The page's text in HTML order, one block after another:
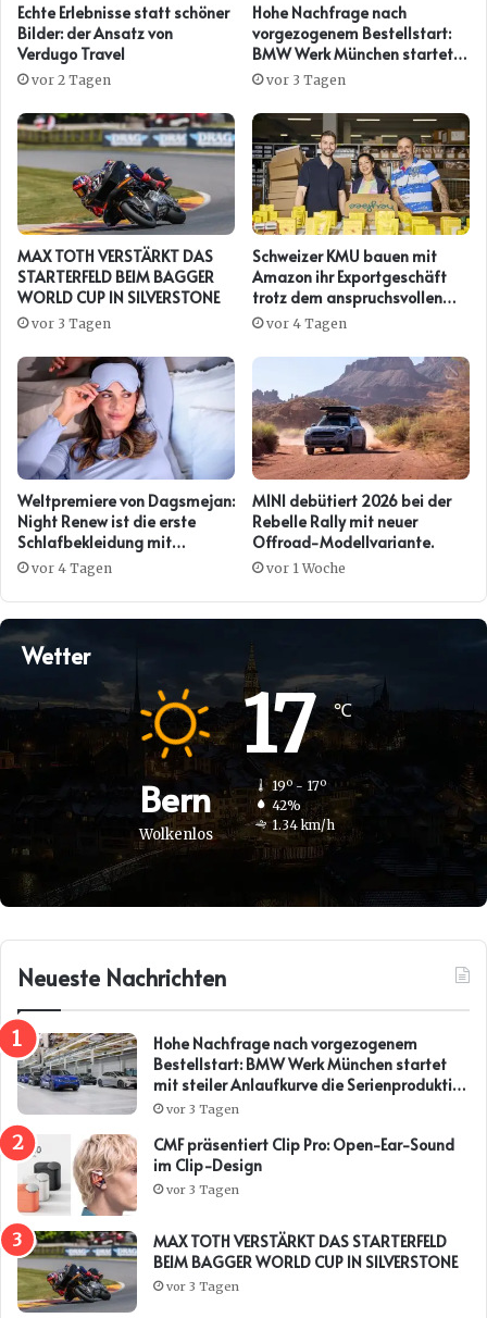
Echte Erlebnisse statt schöner
Bilder: der Ansatz von
Verdugo Travel
vor 2 Tagen
Hohe Nachfrage nach
vorgezogenem Bestellstart:
BMW Werk München startet
mit steiler Anlaufkurve die
Serienproduktion des BMW
i3*
vor 3 Tagen
MAX TOTH VERSTÄRKT DAS
STARTERFELD BEIM BAGGER
WORLD CUP IN SILVERSTONE
vor 3 Tagen
Schweizer KMU bauen mit
Amazon ihr Exportgeschäft
trotz dem anspruchsvollen
Umfeld weiter aus
vor 4 Tagen
Weltpremiere von Dagsmejan:
Night Renew ist die erste
Schlafbekleidung mit
Kollagenwirkung
vor 4 Tagen
MINI debütiert 2026 bei der
Rebelle Rally mit neuer
Offroad-Modellvariante.
vor 1 Woche
Wetter
Bern
Wolkenlos
17℃
19º - 17º
42%
1.34 km/h
Neueste Nachrichten
Hohe Nachfrage nach vorgezogenem
Bestellstart: BMW Werk München startet
mit steiler Anlaufkurve die Serienproduktion
des BMW i3*
vor 3 Tagen
CMF präsentiert Clip Pro: Open-Ear-Sound
im Clip-Design
vor 3 Tagen
MAX TOTH VERSTÄRKT DAS STARTERFELD
BEIM BAGGER WORLD CUP IN SILVERSTONE
vor 3 Tagen